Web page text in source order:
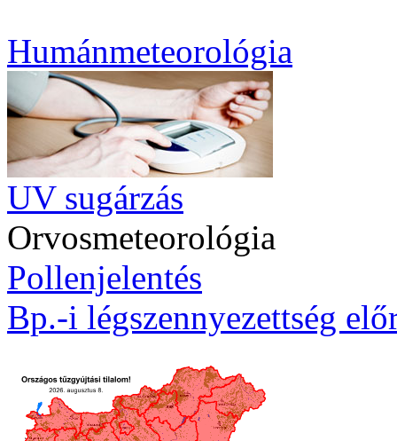
Humánmeteorológia
UV sugárzás
Orvosmeteorológia
Pollenjelentés
Bp.-i légszennyezettség